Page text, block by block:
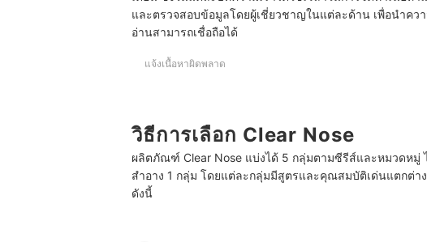
บทความที่เกี่ยวข้องกับ Clear Nose
และตรวจสอบข้อมูลโดยผู้เชี่ยวชาญในแต่ละด้าน เพื่อนำค
อ่านสามารถเชื่อถือได้
แจ้งเนื้อหาผิดพลาด
วิธีการเลือก Clear Nose
ผลิตภัณฑ์ Clear Nose แบ่งได้ 5 กลุ่มตามซีรีส์และหมวดหมู่
สำอาง 1 กลุ่ม โดยแต่ละกลุ่มมีสูตรและคุณสมบัติเด่นแตกต่า
ดังนี้